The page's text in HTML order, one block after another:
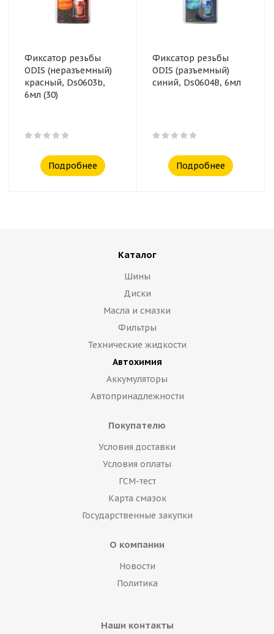
Фиксатор резьбы
ODIS (неразъемный)
красный, Ds0603b,
6мл (30)
Подробнее
Фиксатор резьбы
ODIS (разъемный)
синий, Ds0604B, 6мл
Подробнее
Каталог
Шины
Диски
Масла и смазки
Фильтры
Технические жидкости
Автохимия
Аккумуляторы
Автопринадлежности
Покупателю
Условия доставки
Условия оплаты
ГСМ-тест
Карта смазок
Государственные закупки
О компании
Новости
Политика
Наши контакты